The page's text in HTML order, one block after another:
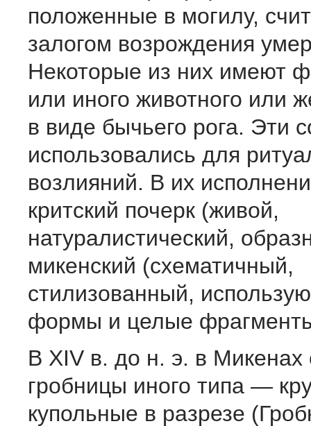
положенные в могилу,
залогом возрождения
Некоторые из них имеют
или иного животного или
в виде бычьего рога. Эти
использовались для
возлияний. В их
критский почерк (живой,
натуралистический,
микенский (схематичный,
стилизованный,
формы и целые
В XIV в. до н. э. в Микенах
гробницы иного типа —
купольные в разрезе